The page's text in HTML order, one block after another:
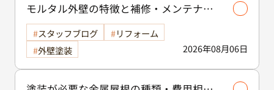
モルタル外壁の特徴と補修・メンテナン
ス方法を徹底解説！/外壁塗装
2026年08月06日
スタッフブログ
リフォーム
外壁塗装